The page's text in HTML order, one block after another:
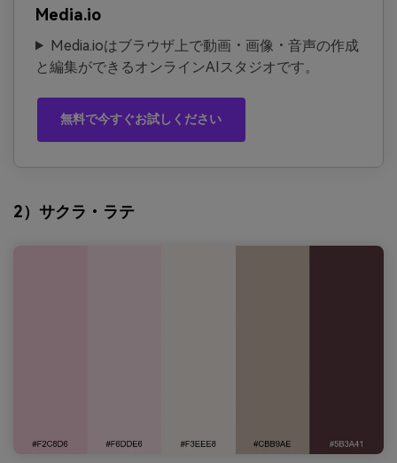
Media.io
Media.ioはブラウザ上で動画・画像・音声の作成
と編集ができるオンラインAIスタジオです。
無料で今すぐお試しください
2）サクラ・ラテ